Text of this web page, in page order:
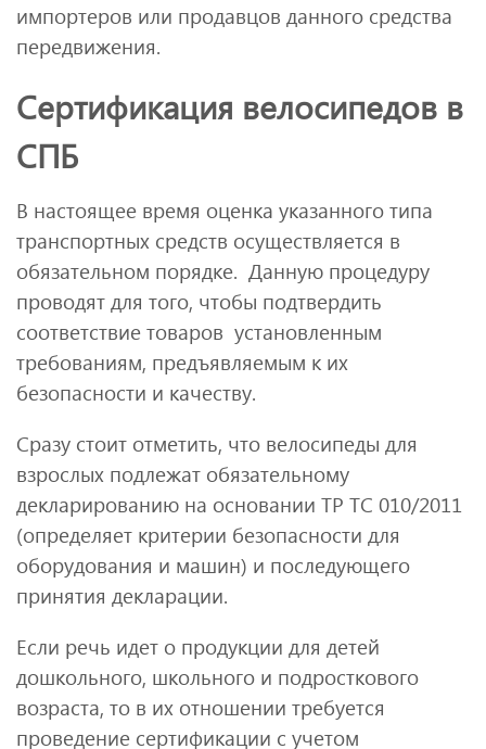
импортеров или продавцов данного средства
передвижения.
Сертификация велосипедов в
СПБ
В настоящее время оценка указанного типа
транспортных средств осуществляется в
обязательном порядке. Данную процедуру
проводят для того, чтобы подтвердить
соответствие товаров установленным
требованиям, предъявляемым к их
безопасности и качеству.
Сразу стоит отметить, что велосипеды для
взрослых подлежат обязательному
декларированию на основании ТР ТС 010/2011
(определяет критерии безопасности для
оборудования и машин) и последующего
принятия декларации.
Если речь идет о продукции для детей
дошкольного, школьного и подросткового
возраста, то в их отношении требуется
проведение сертификации с учетом